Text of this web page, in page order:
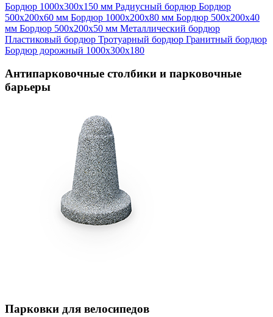
Бордюр 1000х300х150 мм Радиусный бордюр Бордюр
500х200х60 мм Бордюр 1000х200х80 мм Бордюр 500х200х40
мм Бордюр 500х200х50 мм Металлический бордюр
Пластиковый бордюр Тротуарный бордюр Гранитный бордюр
Бордюр дорожный 1000х300х180
Антипарковочные столбики и парковочные
барьеры
Парковки для велосипедов